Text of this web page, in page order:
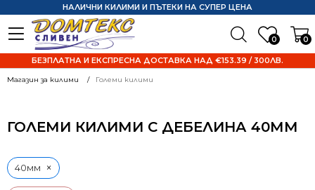
0 0
НАЛИЧНИ КИЛИМИ И ПЪТЕКИ НА СУПЕР ЦЕНА
БЕЗПЛАТНА И ЕКСПРЕСНА ДОСТАВКА НАД €153.39 / 300ЛВ.
Магазин за килими Големи килими
ГОЛЕМИ КИЛИМИ С ДЕБЕЛИНА 40ММ
40мм ×